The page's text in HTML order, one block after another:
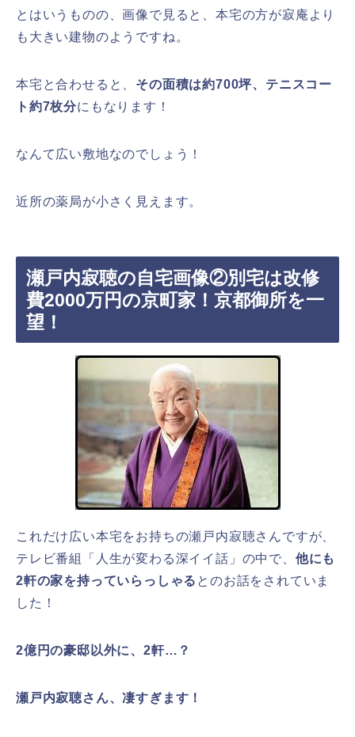
とはいうものの、画像で見ると、本宅の方が寂庵より
も大きい建物のようですね。
本宅と合わせると、 その面積は約700坪、テニスコー
ト約7枚分にもなります！
なんて広い敷地なのでしょう！
近所の薬局が小さく見えます。
瀬戸内寂聴の自宅画像②別宅は改修
費2000万円の京町家！京都御所を一
望！
これだけ広い本宅をお持ちの瀬戸内寂聴さんですが、
テレビ番組「人生が変わる深イイ話」の中で、 他にも
2軒の家を持っていらっしゃる とのお話をされていま
した！
2億円の豪邸以外に、2軒…？
瀬戸内寂聴さん、凄すぎます！